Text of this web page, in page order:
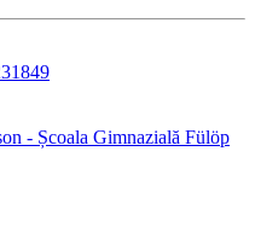
- Școala Gimnazială Fülöp